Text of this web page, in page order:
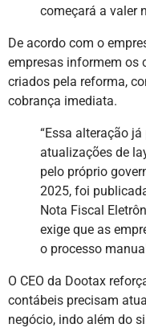
começará a valer
De acordo com o
empresas informem os
criados pela reforma,
cobrança imediata.
“Essa alteração
atualizações de
pelo próprio
2025, foi
Nota Fiscal
exige que as
o processo
O CEO da Dootax
contábeis precisam
negócio, indo além do